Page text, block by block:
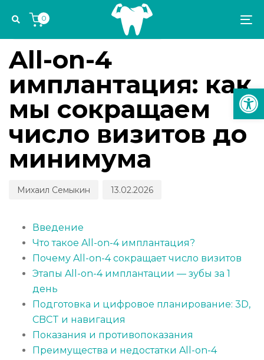
links
navigation
Skip
content
0
IN:
СТОМАТОЛОГИЧЕСКИЕ КАНИКУЛЫ
All-on-4
имплантация: как
мы сокращаем
число визитов до
минимума
Михаил Семыкин
on:
13.02.2026
Введение
Что такое All-on-4 имплантация?
Почему All-on-4 сокращает число визитов
Этапы All-on-4 имплантации — зубы за 1
день
Подготовка и цифровое планирование: 3D,
CBCT и навигация
Показания и противопоказания
Преимущества и недостатки All-on-4